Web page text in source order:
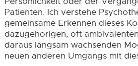
Patienten. Ich verstehe
gemeinsame Erkennen dieses
dazugehörigen, oft
daraus langsam wachsenden
neuen anderen Umgangs mit